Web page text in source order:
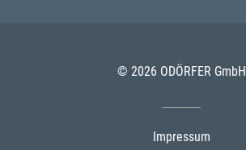
© 2026 ODÖRFER GmbH
Impressum